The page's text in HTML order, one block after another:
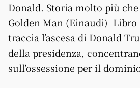
Donald. Storia molto più
Golden Man (Einaudi) Libro
traccia l’ascesa di Donald
della presidenza,
sull’ossessione per il